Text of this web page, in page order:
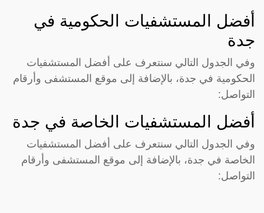
أفضل المستشفيات الحكومية في
جدة
وفي الجدول التالي سنتعرف على أفضل المستشفيات
الحكومية في جدة، بالإضافة إلى موقع المستشفى وأرقام
التواصل:
أفضل المستشفيات الخاصة في جدة
وفي الجدول التالي سنتعرف على أفضل المستشفيات
الخاصة في جدة، بالإضافة إلى موقع المستشفى وأرقام
التواصل: